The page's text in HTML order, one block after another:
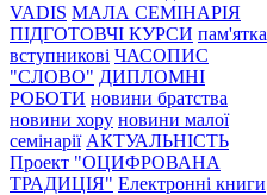
VADIS МАЛА СЕМІНАРІЯ
ПІДГОТОВЧІ КУРСИ пам'ятка
вступникові ЧАСОПИС
"СЛОВО" ДИПЛОМНІ
РОБОТИ новини братства
новини хору новини малої
семінарії АКТУАЛЬНІСТЬ
Проект "ОЦИФРОВАНА
ТРАДИЦІЯ" Електронні книги